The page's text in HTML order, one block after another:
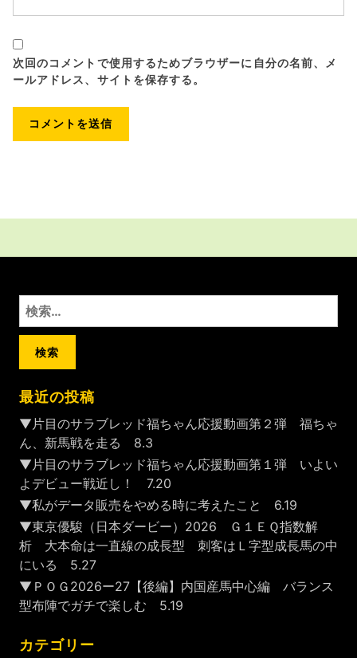
次回のコメントで使用するためブラウザーに自分の名前、メ
ールアドレス、サイトを保存する。
検
索:
最近の投稿
▼片目のサラブレッド福ちゃん応援動画第２弾 福ちゃ
ん、新馬戦を走る 8.3
▼片目のサラブレッド福ちゃん応援動画第１弾 いよい
よデビュー戦近し！ 7.20
▼私がデータ販売をやめる時に考えたこと 6.19
▼東京優駿（日本ダービー）2026 Ｇ１ＥＱ指数解
析 大本命は一直線の成長型 刺客はＬ字型成長馬の中
にいる 5.27
▼ＰＯＧ2026ー27【後編】内国産馬中心編 バランス
型布陣でガチで楽しむ 5.19
カテゴリー